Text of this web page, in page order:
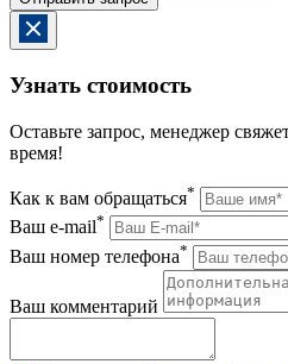
Узнать стоимость
Оставьте запрос, менеджер
время!
Как к вам обращаться*
Ваш e-mail*
Ваш номер телефона*
Ваш комментарий